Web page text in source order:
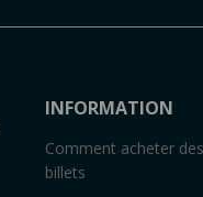
INFORMATION
Comment acheter des
billets